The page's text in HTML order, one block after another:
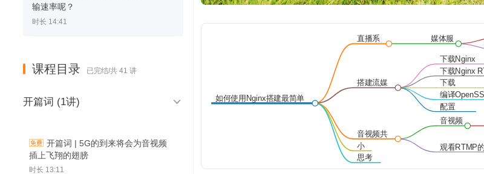
输速率呢？
时长 14:41
课程目录 已完结/共 41 讲
开篇词 (1讲) 
开篇词 | 5G的到来将会为音视频
插上飞翔的翅膀
时长 13:11
观看RTMP
音视频
配置
Nginx
编译
Nginx
下载
OpenSSL
下载Nginx
Module
下载Nginx
源码
媒体服
思考
时间
小
结
音视频共
享与观看
搭建流媒
直播系
如何使用Nginx搭建最简单